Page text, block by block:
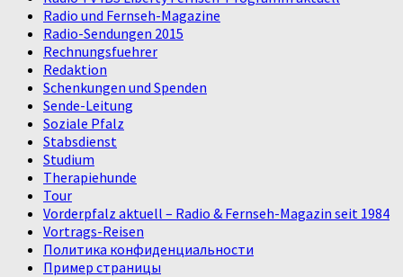
Radio und Fernseh-Magazine
Radio-Sendungen 2015
Rechnungsfuehrer
Redaktion
Schenkungen und Spenden
Sende-Leitung
Soziale Pfalz
Stabsdienst
Studium
Therapiehunde
Tour
Vorderpfalz aktuell – Radio & Fernseh-Magazin seit 1984
Vortrags-Reisen
Политика конфиденциальности
Пример страницы